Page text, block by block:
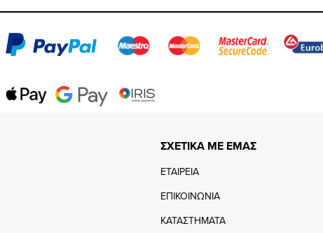
ΣΧΕΤΙΚΑ ΜΕ ΕΜΑΣ
ΕΤΑΙΡΕΙΑ
ΕΠΙΚΟΙΝΩΝΙΑ
ΚΑΤΑΣΤΗΜΑΤΑ